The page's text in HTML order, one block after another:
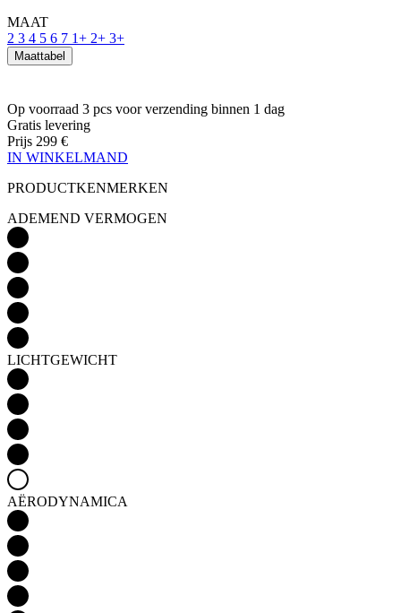
Op voorraad 3 pcs voor verzending binnen 1 dag
Gratis levering
Prijs299 €
PRODUCTKENMERKEN
ADEMEND VERMOGEN
LICHTGEWICHT
AËRODYNAMICA
ISOLATIE